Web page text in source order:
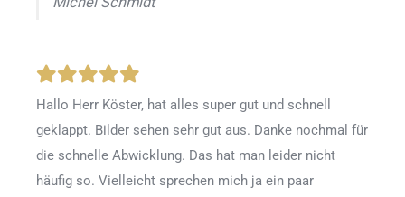
Hallo Herr Köster, hat alles super gut und schnell
geklappt. Bilder sehen sehr gut aus. Danke nochmal für
die schnelle Abwicklung. Das hat man leider nicht
häufig so. Vielleicht sprechen mich ja ein paar